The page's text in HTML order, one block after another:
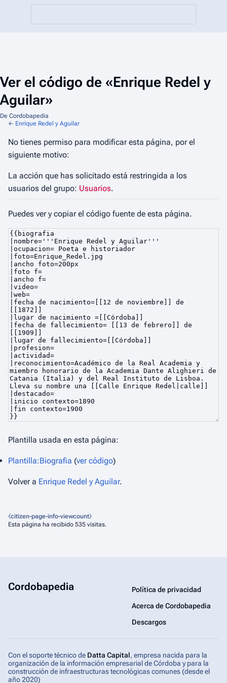
Ver el código de «Enrique Redel y
Aguilar»
De Cordobapedia
← Enrique Redel y Aguilar
No tienes permiso para modificar esta página, por el
siguiente motivo:
La acción que has solicitado está restringida a los
usuarios del grupo: Usuarios.
Puedes ver y copiar el código fuente de esta página.
Plantilla usada en esta página:
Plantilla:Biografia (ver código)
Volver a Enrique Redel y Aguilar.
⧼citizen-page-info-viewcount⧽
Esta página ha recibido 535 visitas.
Cordobapedia
Política de privacidad
Acerca de Cordobapedia
Descargos
Con el soporte técnico de Datta Capital, empresa nacida para la
organización de la información empresarial de Córdoba y para la
construcción de infraestructuras tecnológicas comunes (desde el
año 2020)